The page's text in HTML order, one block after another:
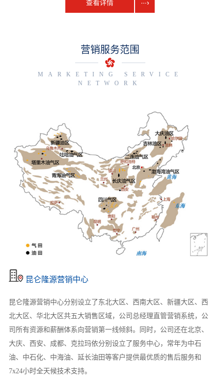
查看详情
营销服务范围
MARKETING SERVICE
NETWORK
昆仑隆源营销中心
昆仑隆源营销中心分别设立了东北大区、西南大区、新疆大区、西
北大区、华北大区共五大销售区域，公司总经理直管营销系统，公
司所有资源和薪酬体系向营销第一线倾斜。同时，公司还在北京、
大庆、西安、成都、克拉玛依分别设立了服务中心，常年为中石
油、中石化、中海油、延长油田等客户提供最优质的售后服务和
7x24小时全天候技术支持。